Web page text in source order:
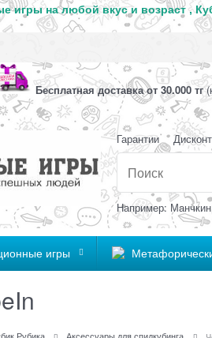
игры на любой вкус и возраст ,
Бесплатная доставка от 30.000 тг
Гарантии Дисконт
Например: Манчкин
игры